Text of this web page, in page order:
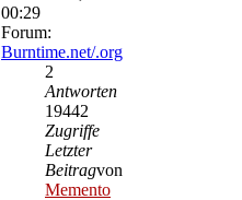
00:29
Forum:
Burntime.net/.org
2
Antworten
19442
Zugriffe
Letzter
Beitragvon
Memento